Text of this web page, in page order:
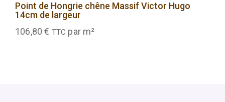
Point de Hongrie chêne Massif Victor Hugo
14cm de largeur
106,80€ TTC par m²